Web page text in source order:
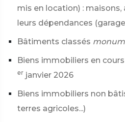
mis en location) :
leurs dépendances
Bâtiments classés
Biens immobiliers en
er janvier 2026
Biens immobiliers non
terres agricoles...)